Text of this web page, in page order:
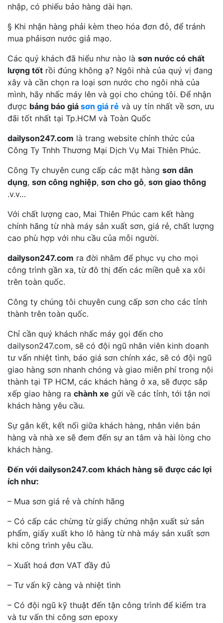
nhập, có phiếu bảo hàng dài hạn.
§ Khi nhận hàng phải kèm theo hóa đơn đỏ, để tránh
mua phảisơn nước giả mạo.
Các quý khách đã hiểu như nào là sơn nước có chất
lượng tốt rồi đúng không ạ? Ngôi nhà của quý vị đang
xây và cần chọn ra loại sơn nước cho ngôi nhà của
mình, hãy nhấc máy lên và gọi cho chúng tôi. Để nhận
được bảng báo giá sơn giá rẻ và uy tín nhất về sơn, ưu
đãi tốt nhất tại Tp.HCM và Toàn Quốc
dailyson247.com là trang website chính thức của
Công Ty Tnhh Thương Mại Dịch Vụ Mai Thiên Phúc.
Công Ty chuyên cung cấp các mặt hàng sơn dân
dụng, sơn công nghiệp, sơn cho gỗ, sơn giao thông
.v.v…
Với chất lượng cao, Mai Thiên Phúc cam kết hàng
chính hãng từ nhà máy sản xuất sơn, giá rẻ, chất lượng
cao phù hợp với nhu cầu của mỗi người.
dailyson247.com ra đời nhằm để phục vụ cho mọi
công trình gần xa, từ đô thị đến các miền quê xa xôi
trên toàn quốc.
Công ty chúng tôi chuyên cung cấp sơn cho các tỉnh
thành trên toàn quốc.
Chỉ cần quý khách nhấc máy gọi đến cho
dailyson247.com, sẽ có đội ngũ nhân viên kinh doanh
tư vấn nhiệt tình, báo giá sơn chính xác, sẽ có đội ngũ
giao hàng sơn nhanh chóng và giao miễn phí trong nội
thành tại TP HCM, các khách hàng ở xa, sẽ được sắp
xếp giao hàng ra chành xe gửi về các tỉnh, tới tận nơi
khách hàng yêu cầu.
Sự gắn kết, kết nối giữa khách hàng, nhân viên bán
hàng và nhà xe sẽ đem đến sự an tâm và hài lòng cho
khách hàng.
Đến với dailyson247.com khách hàng sẽ được các lợi
ích như:
– Mua sơn giá rẻ và chính hãng
– Có cấp các chừng từ giấy chứng nhận xuất sứ sản
phẩm, giấy xuất kho lô hàng từ nhà máy sản xuất sơn
khi công trình yêu cầu.
– Xuất hoá đơn VAT đầy đủ
– Tư vấn kỹ càng và nhiệt tình
– Có đội ngũ kỹ thuật đến tận công trình để kiểm tra
và tư vấn thi công sơn epoxy